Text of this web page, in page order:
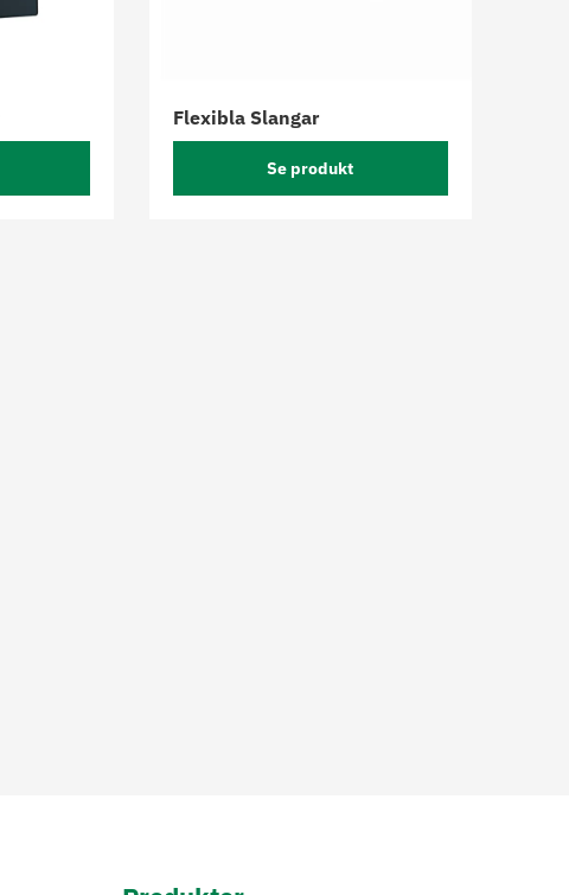
Flexibla Slangar
Se produkt